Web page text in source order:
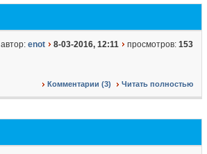
автор: enot 8-03-2016, 12:11 просмотров: 153
Комментарии (3) Читать полностью